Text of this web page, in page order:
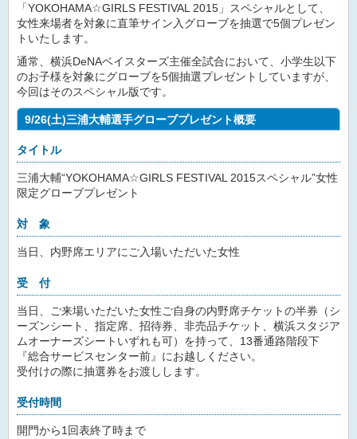
「YOKOHAMA☆GIRLS FESTIVAL 2015」スペシャルとして、
女性来場者を対象に直筆サイン入グローブを抽選で5個プレゼン
トいたします。
通常、横浜DeNAベイスターズ主催全試合において、小学生以下
のお子様を対象にグローブを5個抽選プレゼントしていますが、
今回はそのスペシャル版です。
9/26(土)三浦大輔選手グローブプレゼント概要
タイトル
三浦大輔“YOKOHAMA☆GIRLS FESTIVAL 2015スペシャル”女性
限定グローブプレゼント
対 象
当日、内野席エリアにご入場いただいた女性
受 付
当日、ご来場いただいた女性ご自身の内野席チケットの半券（シ
ーズンシート、指定席、招待券、非売品チケット、横浜スタジア
ムオーナーズシートいずれも可）を持って、13番通路階段下
『総合サービスセンター前』にお越しください。
受付けの際に抽選券をお渡しします。
受付時間
開門から1回表終了時まで